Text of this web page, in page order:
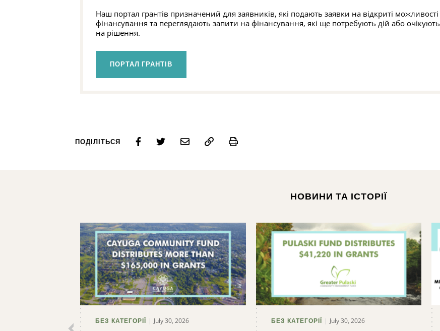
Наш портал грантів призначений для заявників, які подають заявки на відкриті можливості
фінансування та переглядають запити на фінансування, які ще потребують дій або очікують
на рішення.
ПОРТАЛ ГРАНТІВ
ПОДІЛІТЬСЯ Print
НОВИНИ ТА ІСТОРІЇ
БЕЗ КАТЕГОРІЇ July 30, 2026 БЕЗ КАТЕГОРІЇ July 30, 2026